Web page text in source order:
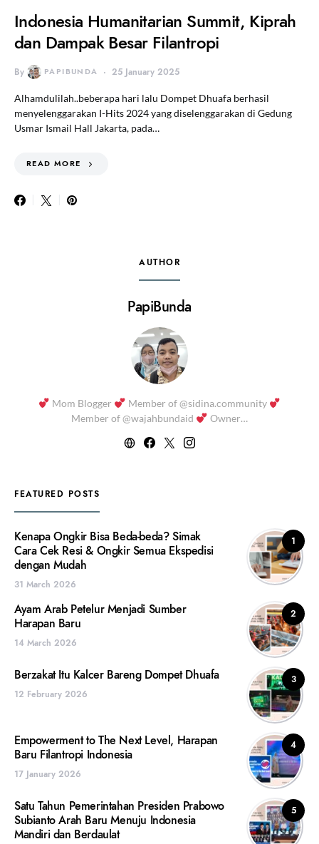
Indonesia Humanitarian Summit, Kiprah
dan Dampak Besar Filantropi
By PAPIBUNDA 25 January 2025
Alhamdulilah..beberapa hari lalu Dompet Dhuafa berhasil
menyelenggarakan I-Hits 2024 yang diselenggarakan di Gedung
Usmar Ismail Hall Jakarta, pada…
READ MORE
AUTHOR
PapiBunda
Mom Blogger
Member of @sidina.community
Member of @wajahbundaid
Owner…
FEATURED POSTS
1
Kenapa Ongkir Bisa Beda-beda? Simak
Cara Cek Resi & Ongkir Semua Ekspedisi
dengan Mudah
31 March 2026
2
Ayam Arab Petelur Menjadi Sumber
Harapan Baru
14 March 2026
3
Berzakat Itu Kalcer Bareng Dompet Dhuafa
12 February 2026
4
Empowerment to The Next Level, Harapan
Baru Filantropi Indonesia
17 January 2026
5
Satu Tahun Pemerintahan Presiden Prabowo
Subianto Arah Baru Menuju Indonesia
Mandiri dan Berdaulat